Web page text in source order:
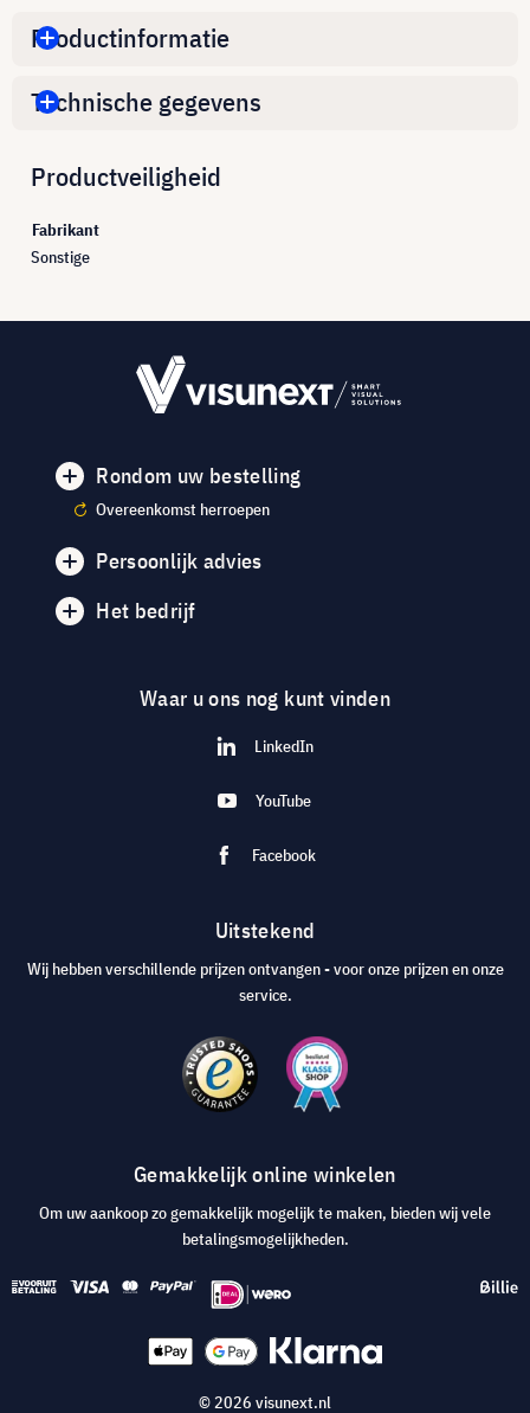
Productinformatie
Technische gegevens
Productveiligheid
Fabrikant
Sonstige
Rondom uw bestelling
Overeenkomst herroepen
Persoonlijk advies
Het bedrijf
Waar u ons nog kunt vinden
LinkedIn
YouTube
Facebook
Uitstekend
Wij hebben verschillende prijzen ontvangen - voor onze prijzen en onze
service.
Gemakkelijk online winkelen
Om uw aankoop zo gemakkelijk mogelijk te maken, bieden wij vele
betalingsmogelijkheden.
© 2026 visunext.nl